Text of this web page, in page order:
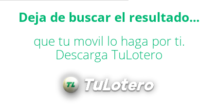
Deja de buscar el resultado...
que tu movil lo haga por ti.
Descarga TuLotero